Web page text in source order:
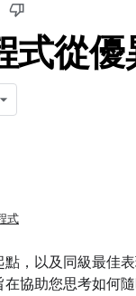
式從優
式
，以及同級最佳
協助您思考如何